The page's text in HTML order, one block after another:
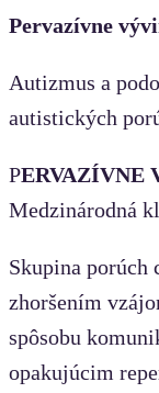
Pervazívne
Autizmus a
autistických
PERVAZÍVNE
Medzinárodná
Skupina porúch
zhoršením
spôsobu
opakujúcim